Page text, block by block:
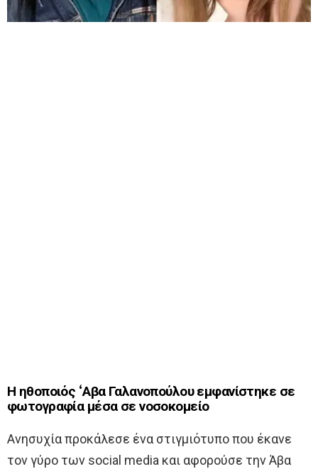
Η ηθοποιός ‘Αβα Γαλανοπούλου εμφανίστηκε σε
φωτογραφία μέσα σε νοσοκομείο
Ανησυχία προκάλεσε ένα στιγμιότυπο που έκανε
τον γύρο των social media και αφορούσε την Άβα